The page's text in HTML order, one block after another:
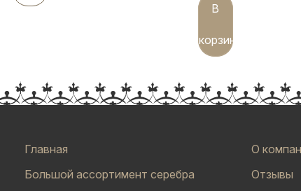
В
корзину
Главная
Большой ассортимент серебра
О
Отзывы